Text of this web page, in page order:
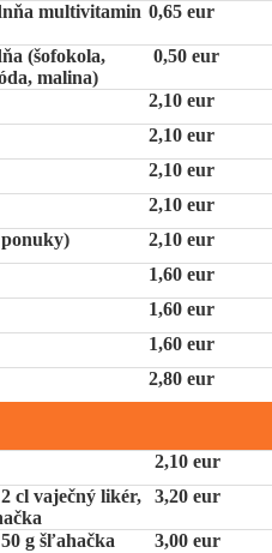
multivitamin 0,65 eur
(šofokola,
malina)
0,50 eur
2,10 eur
2,10 eur
2,10 eur
2,10 eur
2,10 eur
1,60 eur
1,60 eur
1,60 eur
2,80 eur
2,10 eur
cl vaječný likér,
3,20 eur
g šľahačka
3,00 eur